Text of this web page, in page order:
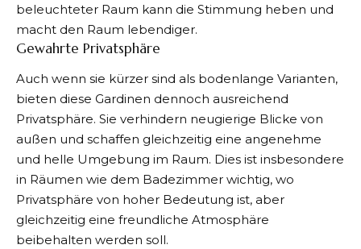
beleuchteter Raum kann die Stimmung heben und
macht den Raum lebendiger.
Gewahrte Privatsphäre
Auch wenn sie kürzer sind als bodenlange Varianten,
bieten diese Gardinen dennoch ausreichend
Privatsphäre. Sie verhindern neugierige Blicke von
außen und schaffen gleichzeitig eine angenehme
und helle Umgebung im Raum. Dies ist insbesondere
in Räumen wie dem Badezimmer wichtig, wo
Privatsphäre von hoher Bedeutung ist, aber
gleichzeitig eine freundliche Atmosphäre
beibehalten werden soll.